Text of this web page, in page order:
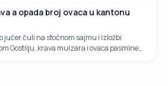
a opada broj ovaca u kantonu
jučer čuli na stočnom sajmu i izložbi
Gostilju, krava muizara i ovaca pasmine